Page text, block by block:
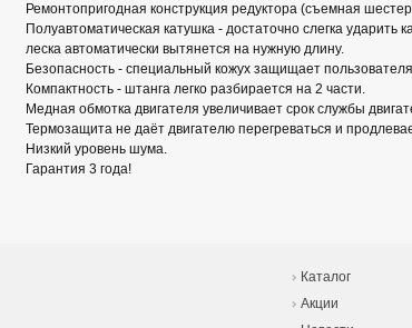
Ремонтопригодная конструкция редуктора (съемная
Полуавтоматическая катушка - достаточно слегка
леска автоматически вытянется на нужную длину.
Безопасность - специальный кожух защищает
Компактность - штанга легко разбирается на 2 части.
Медная обмотка двигателя увеличивает срок службы
Термозащита не даёт двигателю перегреваться и
Низкий уровень шума.
Гарантия 3 года!
Каталог
Акции